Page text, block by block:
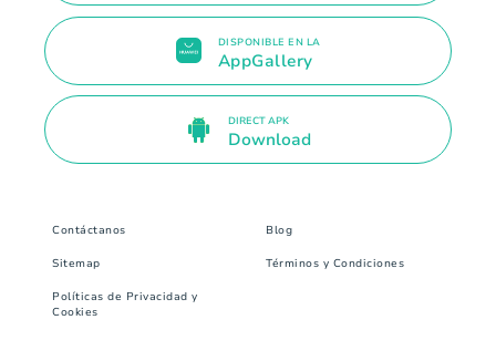
DISPONIBLE EN LA
AppGallery
DIRECT APK
Download
Contáctanos Blog
Sitemap Términos y Condiciones
Políticas de Privacidad y
Cookies